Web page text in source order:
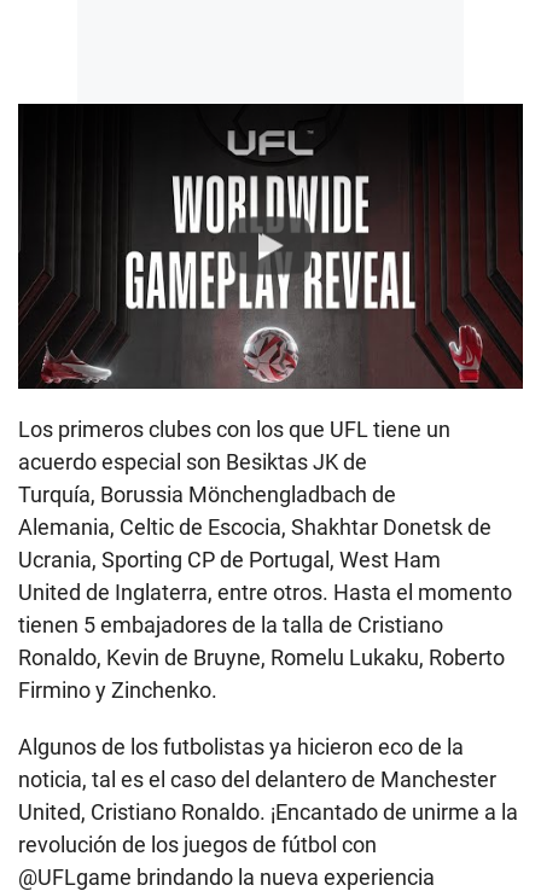
Play
Los primeros clubes con los que UFL tiene un
acuerdo especial son Besiktas JK de
Turquía, Borussia Mönchengladbach de
Alemania, Celtic de Escocia, Shakhtar Donetsk de
Ucrania, Sporting CP de Portugal, West Ham
United de Inglaterra, entre otros. Hasta el momento
tienen 5 embajadores de la talla de Cristiano
Ronaldo, Kevin de Bruyne, Romelu Lukaku, Roberto
Firmino y Zinchenko.
Algunos de los futbolistas ya hicieron eco de la
noticia, tal es el caso del delantero de Manchester
United, Cristiano Ronaldo. ¡Encantado de unirme a la
revolución de los juegos de fútbol con
@UFLgame brindando la nueva experiencia